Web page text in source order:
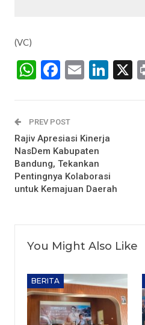
(VC)
WhatsApp
Facebook
Email X
PREV POST
Rajiv Apresiasi Kinerja
NasDem Kabupaten
Bandung, Tekankan
Pentingnya Kolaborasi
untuk Kemajuan Daerah
You Might Also Like
BERITA